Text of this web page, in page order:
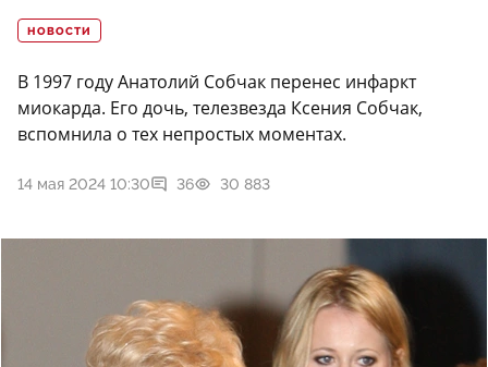
НОВОСТИ
В 1997 году Анатолий Собчак перенес инфаркт
миокарда. Его дочь, телезвезда Ксения Собчак,
вспомнила о тех непростых моментах.
14 мая 2024 10:30 36 30 883